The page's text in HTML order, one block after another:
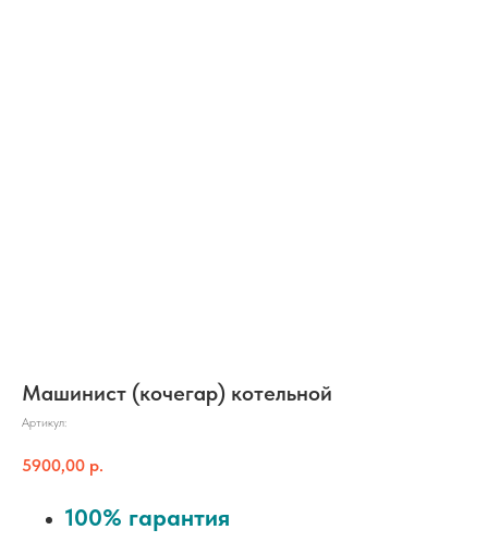
Машинист (кочегар) котельной
Артикул:
5900,00 р.
100% гарантия